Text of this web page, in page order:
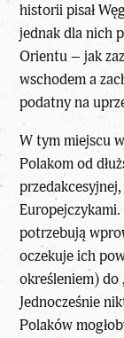
historii pisał
jednak dla nich
Orientu – jak
wschodem a
podatny na
W tym miejscu
Polakom od
potrzebują
oczekuje ich
określeniem) do
Jednocześnie
Polaków